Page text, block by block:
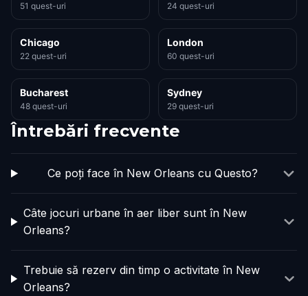
51 quest-uri 24 quest-uri
Chicago
22 quest-uri
London
60 quest-uri
Bucharest
48 quest-uri
Sydney
29 quest-uri
Întrebări frecvente
Ce poți face în New Orleans cu Questo?
Câte jocuri urbane în aer liber sunt în New
Orleans?
Trebuie să rezerv din timp o activitate în New
Orleans?